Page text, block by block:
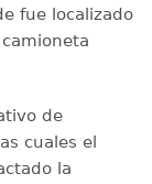
fue localizado
de
cuales el
la